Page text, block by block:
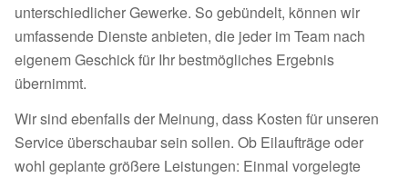
unterschiedlicher Gewerke. So gebündelt, können wir
umfassende Dienste anbieten, die jeder im Team nach
eigenem Geschick für Ihr bestmögliches Ergebnis
übernimmt.
Wir sind ebenfalls der Meinung, dass Kosten für unseren
Service überschaubar sein sollen. Ob Eilaufträge oder
wohl geplante größere Leistungen: Einmal vorgelegte